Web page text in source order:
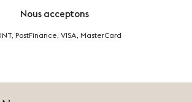
Nous acceptons
PostFinance, VISA, MasterCard